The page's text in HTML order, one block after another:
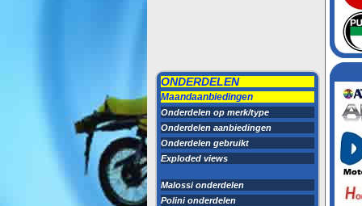
ONDERDELEN
Maandaanbiedingen
Onderdelen op merk/type
Onderdelen aanbiedingen
Onderdelen gebruikt
Exploded views
Malossi onderdelen
Polini onderdelen